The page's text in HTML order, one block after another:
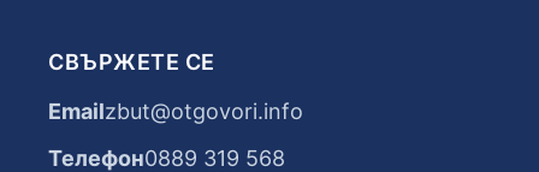
СВЪРЖЕТЕ СЕ
Emailzbut@otgovori.info
Телефон0889 319 568